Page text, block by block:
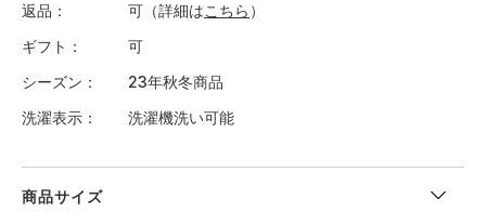
返品
可（詳細はこちら ）
ギフト
可
シーズン
23年秋冬商品
洗濯表示
洗濯機洗い可能
商品サイズ